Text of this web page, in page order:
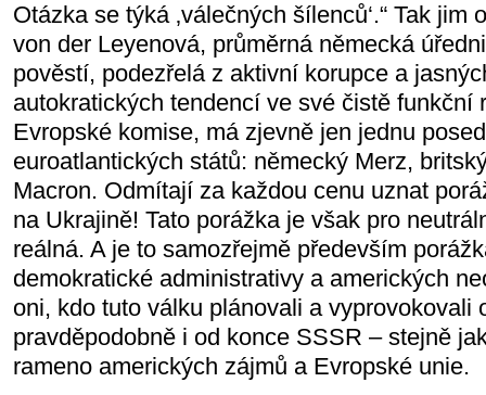
Otázka se týká ‚válečných šílenců‘.“ Tak jim
von der Leyenová, průměrná německá
pověstí, podezřelá z aktivní korupce a
autokratických tendencí ve své čistě funkční
Evropské komise, má zjevně jen jednu
euroatlantických států: německý Merz,
Macron. Odmítají za každou cenu uznat
na Ukrajině! Tato porážka je však pro
reálná. A je to samozřejmě především
demokratické administrativy a amerických
oni, kdo tuto válku plánovali a vyprovokovali
pravděpodobně i od konce SSSR – stejně
rameno amerických zájmů a Evropské unie.